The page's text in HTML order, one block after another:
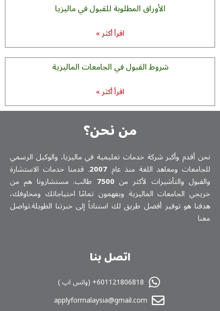
الأوراق المطلوبة للقبول في ماليزيا
اقرأ أكثر »
شروط القبول في الجامعات الماليزية
اقرأ أكثر »
من نحن؟
أقدم وأكبر شركة خدمات تعلیمیة في ماليزيا، والوكيل الرسمي
ومعاهد اللغة منذ عام 2007. قدمنا خدمات الاستشارة
والتأشيرات لأكثر من 7500طالب. مستشارونا هم من
الجامعات الماليزية ويفهمون تمامًا احتياجاتك ومخاوفك،
هو توفير أفضل طريق لك استناداً إلى خبرتنا الطويلة.تواصل
اتصل بنا
601121806818+ (واتس اپ )
applyformalaysia@gmail.com